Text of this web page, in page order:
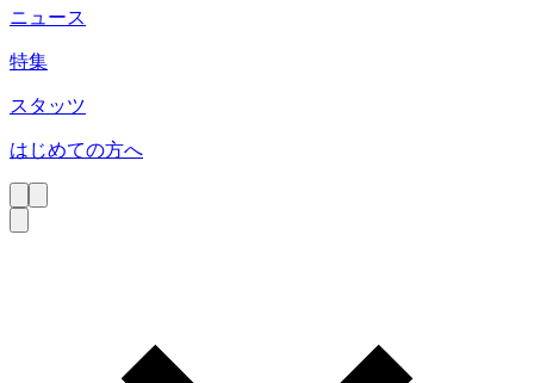
ニュース
特集
スタッツ
はじめての方へ